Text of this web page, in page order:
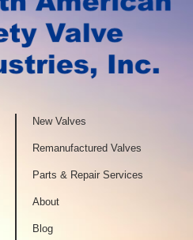
New Valves
Remanufactured Valves
Parts & Repair Services
About
Blog